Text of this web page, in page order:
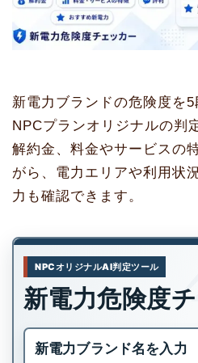
新電力ブランドの危険度を5
NPCプランオリジナルの判
解約金、料金やサービスの
がら、電力エリアや利用状
力も確認できます。
NPCオリジナルAI判定ツール
新電力危険度
新電力ブランド名を入力